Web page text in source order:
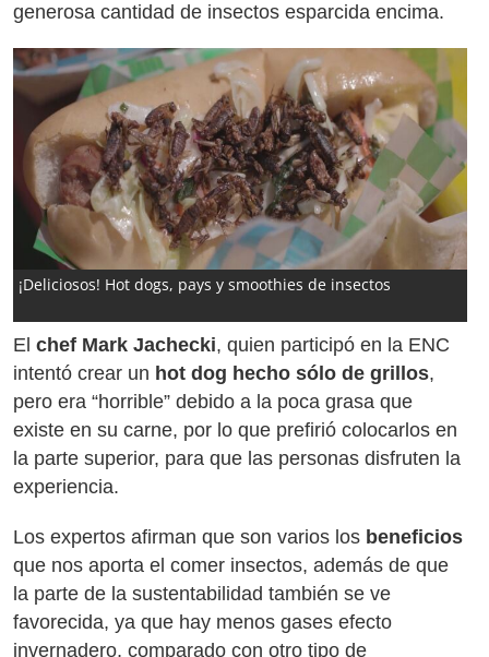
generosa cantidad de insectos esparcida encima.
¡Deliciosos! Hot dogs, pays y smoothies de insectos
El chef Mark Jachecki, quien participó en la ENC
intentó crear un hot dog hecho sólo de grillos,
pero era “horrible” debido a la poca grasa que
existe en su carne, por lo que prefirió colocarlos en
la parte superior, para que las personas disfruten la
experiencia.
Los expertos afirman que son varios los beneficios
que nos aporta el comer insectos, además de que
la parte de la sustentabilidad también se ve
favorecida, ya que hay menos gases efecto
invernadero, comparado con otro tipo de